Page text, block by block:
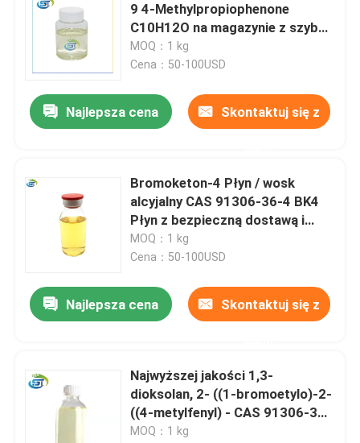
9 4-Methylpropiophenone
C10H12O na magazynie z szybką
bezpieczną wysyłką
MOQ：1 kg
Cena：50-100USD
Najlepsza cena Skontaktuj się z
Bromoketon-4 Płyn / wosk
alcyjalny CAS 91306-36-4 BK4
Płyn z bezpieczną dostawą i
najlepszą ceną
MOQ：1 kg
Cena：50-100USD
Najlepsza cena Skontaktuj się z
Najwyższej jakości 1,3-
dioksolan, 2- ((1-bromoetylo)-2-
((4-metylfenyl) - CAS 91306-36-
4 C12H15BrO2 z szybką i
MOQ：1 kg